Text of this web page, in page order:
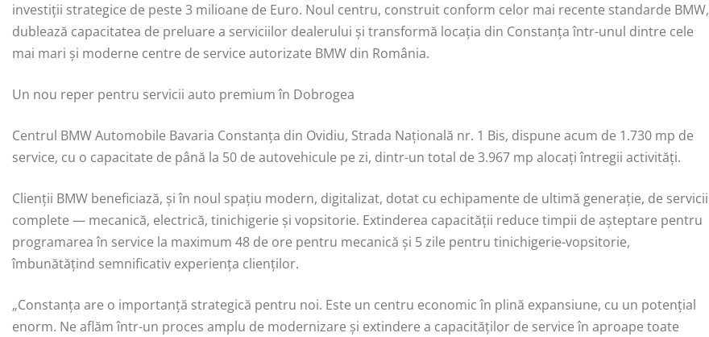
investiții strategice de peste 3 milioane de Euro. Noul centru, construit conform celor mai recente standarde BMW,
dublează capacitatea de preluare a serviciilor dealerului și transformă locația din Constanța într-unul dintre cele
mai mari și moderne centre de service autorizate BMW din România.
Un nou reper pentru servicii auto premium în Dobrogea
Centrul BMW Automobile Bavaria Constanța din Ovidiu, Strada Națională nr. 1 Bis, dispune acum de 1.730 mp de
service, cu o capacitate de până la 50 de autovehicule pe zi, dintr-un total de 3.967 mp alocați întregii activități.
Clienții BMW beneficiază, și în noul spațiu modern, digitalizat, dotat cu echipamente de ultimă generație, de servicii
complete — mecanică, electrică, tinichigerie și vopsitorie. Extinderea capacității reduce timpii de așteptare pentru
programarea în service la maximum 48 de ore pentru mecanică și 5 zile pentru tinichigerie-vopsitorie,
îmbunătățind semnificativ experiența clienților.
„Constanța are o importanță strategică pentru noi. Este un centru economic în plină expansiune, cu un potențial
enorm. Ne aflăm într-un proces amplu de modernizare și extindere a capacităților de service în aproape toate